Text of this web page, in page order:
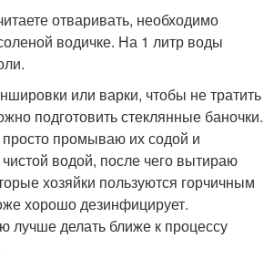
отваривать, необходимо
водичке. На 1 литр воды
или варки, чтобы не тратить
подготовить стеклянные баночки.
промываю их содой и
водой, после чего вытираю
хозяйки пользуются горчичным
хорошо дезинфицирует.
лучше делать ближе к процессу